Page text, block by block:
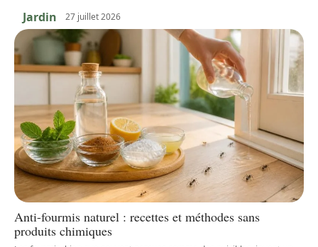
Jardin 27 juillet 2026
Anti-fourmis naturel : recettes et méthodes sans
produits chimiques